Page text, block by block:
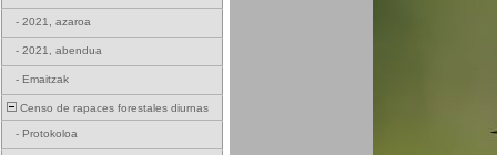
- 2021, azaroa
- 2021, abendua
- Emaitzak
Censo de rapaces forestales diurnas
- Protokoloa